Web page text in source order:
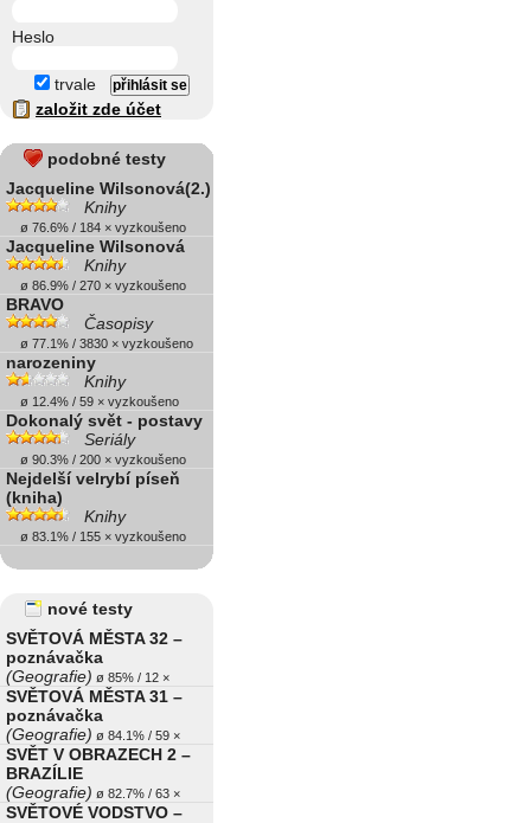
Heslo
trvale
založit zde účet
podobné testy
Jacqueline Wilsonová(2.)
Knihy
ø 76.6% / 184 × vyzkoušeno
Jacqueline Wilsonová
Knihy
ø 86.9% / 270 × vyzkoušeno
BRAVO
Časopisy
ø 77.1% / 3830 × vyzkoušeno
narozeniny
Knihy
ø 12.4% / 59 × vyzkoušeno
Dokonalý svět - postavy
Seriály
ø 90.3% / 200 × vyzkoušeno
Nejdelší velrybí píseň
(kniha)
Knihy
ø 83.1% / 155 × vyzkoušeno
nové testy
SVĚTOVÁ MĚSTA 32 –
poznávačka
(Geografie) ø 85% / 12 ×
SVĚTOVÁ MĚSTA 31 –
poznávačka
(Geografie) ø 84.1% / 59 ×
SVĚT V OBRAZECH 2 –
BRAZÍLIE
(Geografie) ø 82.7% / 63 ×
SVĚTOVÉ VODSTVO –